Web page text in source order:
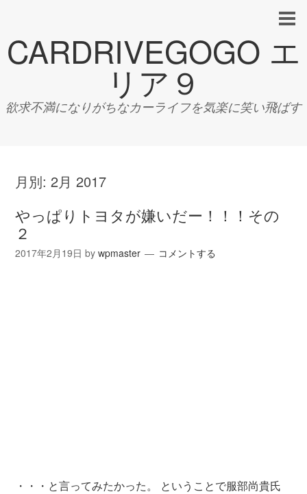
CARDRIVEGOGO エ
リア９
欲求不満になりがちなカーライフを気楽に笑い飛ばす
月別:2月 2017
やっぱりトヨタが嫌いだー！！！その
２
2017年2月19日 bywpmaster コメントする
・・・と言ってみたかった。 ということで服部尚貴氏